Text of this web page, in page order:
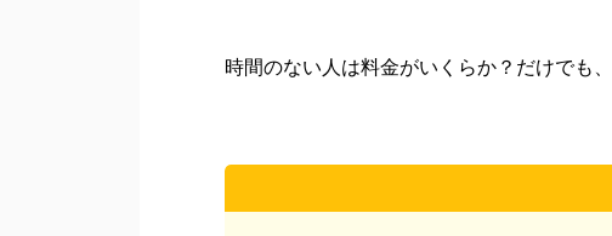
時間のない人は料金がいくらか？ だけでも、